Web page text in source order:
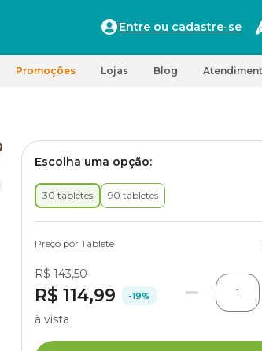
Entre ou cadastre-se
Promoções Lojas Blog
Escolha uma opção:
30 tabletes 90 tabletes
Preço por Tablete
R$ 143,50
R$ 114,99 -19% 1
à vista